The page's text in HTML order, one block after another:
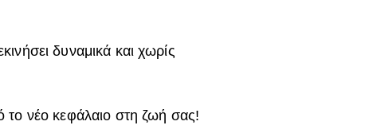
δυναμικά και χωρίς
το νέο κεφάλαιο στη ζωή σας!